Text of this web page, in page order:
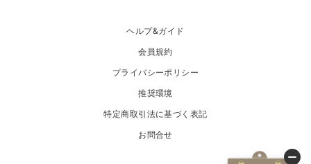
ヘルプ&ガイド
会員規約
プライバシーポリシー
推奨環境
特定商取引法に基づく表記
お問合せ